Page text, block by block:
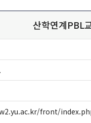
산학연계PBL
front/